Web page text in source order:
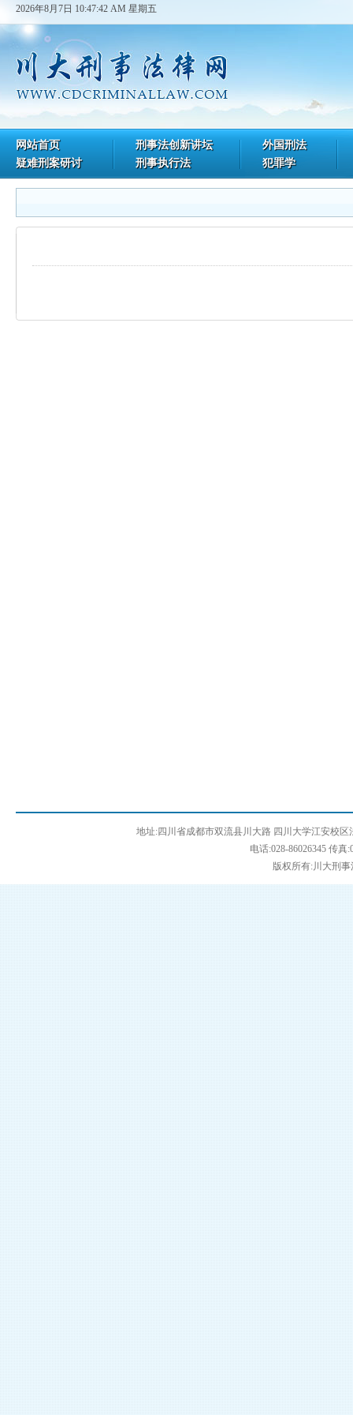
2026年8月7日 10:47:42 AM 星期五
网站首页 刑事法创新讲坛
外国刑法
疑难刑案研讨
刑事执行法 犯罪学
地址:四川省成都市双流县川大路 四川大学江安校区
电话:028-86026345 传真
版权所有:川大刑